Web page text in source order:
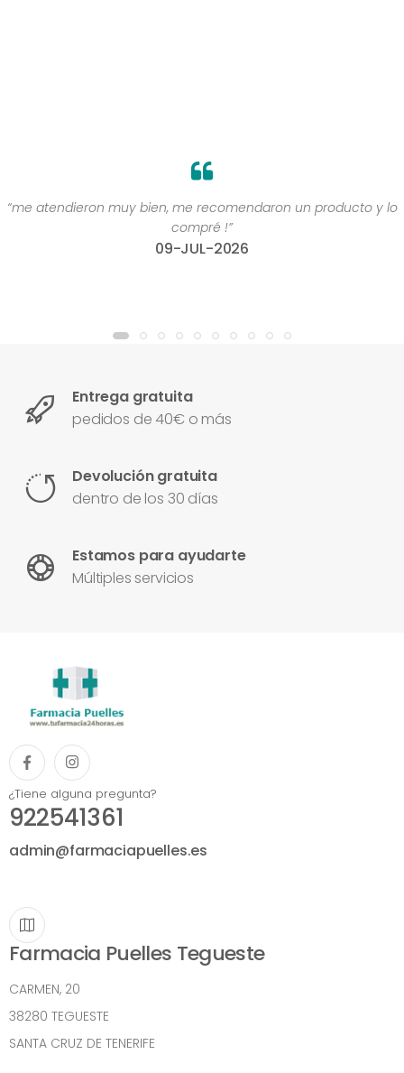
“Gracias por estar”
07-AGO-2026
Entrega gratuita
pedidos de 40€ o más
Devolución gratuita
dentro de los 30 días
Estamos para ayudarte
Múltiples servicios
¿Tiene alguna pregunta?
922541361
admin@farmaciapuelles.es
Farmacia Puelles Tegueste
CARMEN, 20
38280 TEGUESTE
SANTA CRUZ DE TENERIFE